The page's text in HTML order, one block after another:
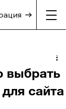
выбрать
сайта